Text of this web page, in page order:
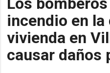
incendio en la
vivienda en
causar daños